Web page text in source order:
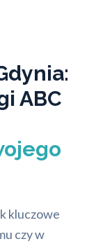
ABC
kluczowe
czy w